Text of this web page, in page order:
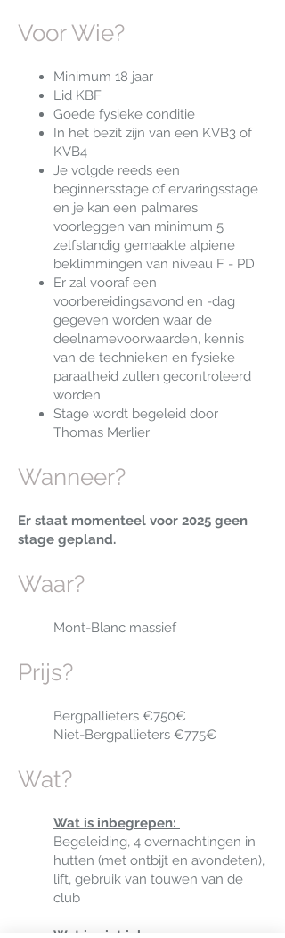
Voor Wie?
Minimum 18 jaar
Lid KBF
Goede fysieke conditie
In het bezit zijn van een KVB3 of
KVB4
Je volgde reeds een
beginnersstage of ervaringsstage
en je kan een palmares
voorleggen van minimum 5
zelfstandig gemaakte alpiene
beklimmingen van niveau F - PD
Er zal vooraf een
voorbereidingsavond en -dag
gegeven worden waar de
deelnamevoorwaarden, kennis
van de technieken en fysieke
paraatheid zullen gecontroleerd
worden
Stage wordt begeleid door
Thomas Merlier
Wanneer?
Er staat momenteel voor 2025 geen
stage gepland.
Waar?
Mont-Blanc massief
Prijs?
Bergpallieters €750€
Niet-Bergpallieters €775€
Wat?
Wat is inbegrepen:
Begeleiding, 4 overnachtingen in
hutten (met ontbijt en avondeten),
lift, gebruik van touwen van de
club